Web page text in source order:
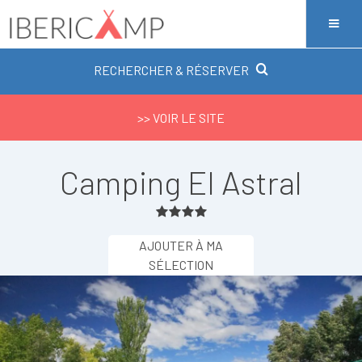
RECHERCHER & RÉSERVER
>> VOIR LE SITE
Camping El Astral
AJOUTER À MA
SÉLECTION